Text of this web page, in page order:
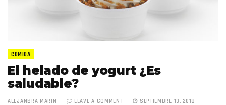
COMIDA
El helado de yogurt ¿Es
saludable?
ALEJANDRA MARÍN LEAVE A COMMENT SEPTIEMBRE 13, 2018